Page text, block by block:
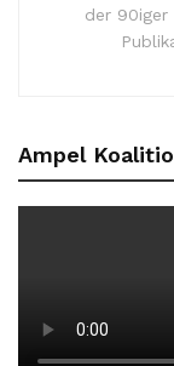
der
Ampel